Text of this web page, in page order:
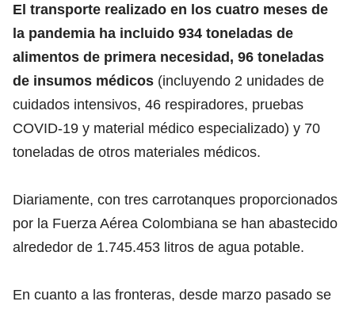
El transporte realizado en los cuatro meses de
la pandemia ha incluido 934 toneladas de
alimentos de primera necesidad, 96 toneladas
de insumos médicos (incluyendo 2 unidades de
cuidados intensivos, 46 respiradores, pruebas
COVID-19 y material médico especializado) y 70
toneladas de otros materiales médicos.
Diariamente, con tres carrotanques proporcionados
por la Fuerza Aérea Colombiana se han abastecido
alrededor de 1.745.453 litros de agua potable.
En cuanto a las fronteras, desde marzo pasado se